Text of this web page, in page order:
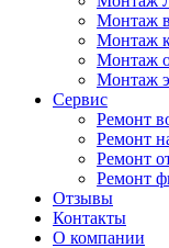
Монтаж
Монтаж
Монтаж
Монтаж
Сервис
Ремонт
Ремонт
Ремонт
Ремонт
Отзывы
Контакты
О компании